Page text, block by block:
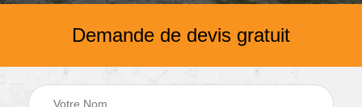
Demande de devis gratuit